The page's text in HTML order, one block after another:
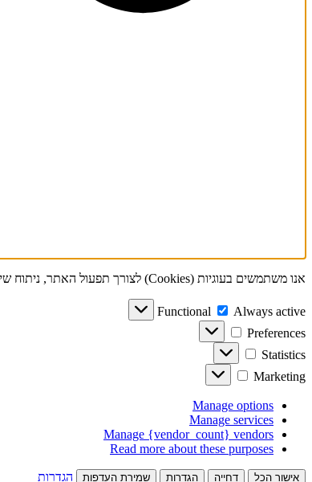
אנו משתמשים בעוגיות (Cookies) לצורך תפעול האתר, ניתוח שימוש ושיפור חוויית המשתמש. ניתן לאשר את השימוש או לנהל את ההגדרות. למידע נוסף, ראו
Functional
Always active
Preferences
Statistics
Marketing
Manage options
Manage services
Manage {vendor_count} vendors
Read more about these purposes
אישור הכל דחייה הגדרות שמירת העדפות הגדרות